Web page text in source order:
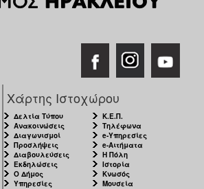
Χάρτης Ιστοχώρου
Δελτία Τύπου
Ανακοινώσεις
Διαγωνισμοί
Προσλήψεις
Διαβουλεύσεις
Εκδηλώσεις
Ο Δήμος
Υπηρεσίες
Κ.Ε.Π.
Τηλέφωνα
e-Υπηρεσίες
e-Αιτήματα
Η Πόλη
Ιστορία
Κνωσός
Μουσεία